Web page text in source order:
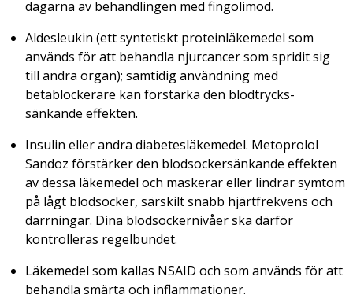
dagarna av behandlingen med fingolimod.
Aldesleukin (ett syntetiskt proteinläkemedel som
används för att behandla njurcancer som spridit sig
till andra organ); samtidig användning med
betablockerare kan förstärka den blodtrycks­
sänkande effekten.
Insulin eller andra diabetesläkemedel. Metoprolol
Sandoz förstärker den blodsockersänkande effekten
av dessa läkemedel och maskerar eller lindrar symtom
på lågt blodsocker, särskilt snabb hjärtfrekvens och
darrningar. Dina blodsockernivåer ska därför
kontrolleras regelbundet.
Läkemedel som kallas NSAID och som används för att
behandla smärta och inflammationer.